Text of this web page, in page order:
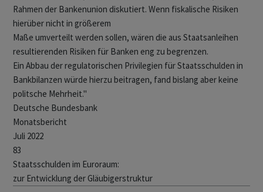
Rahmen der Bankenunion diskutiert. Wenn fiskalische Risiken
hierüber nicht in größerem
Maße umverteilt werden sollen, wären die aus Staatsanleihen
resultierenden Risiken für Banken eng zu begrenzen.
Ein Abbau der regulatorischen Privilegien für Staatsschulden in
Bankbilanzen würde hierzu beitragen, fand bislang aber keine
politsche Mehrheit."
Deutsche Bundesbank
Monatsbericht
Juli 2022
83
Staatsschulden im Euroraum:
zur Entwicklung der Gläubigerstruktur